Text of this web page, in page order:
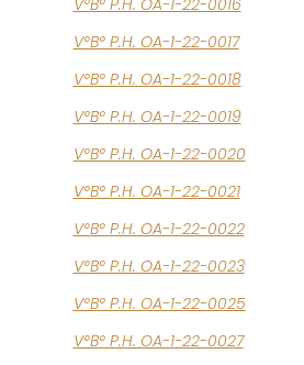
V°B° P.H. OA-1-22-0017
V°B° P.H. OA-1-22-0018
V°B° P.H. OA-1-22-0019
V°B° P.H. OA-1-22-0020
V°B° P.H. OA-1-22-0021
V°B° P.H. OA-1-22-0022
V°B° P.H. OA-1-22-0023
V°B° P.H. OA-1-22-0025
V°B° P.H. OA-1-22-0027